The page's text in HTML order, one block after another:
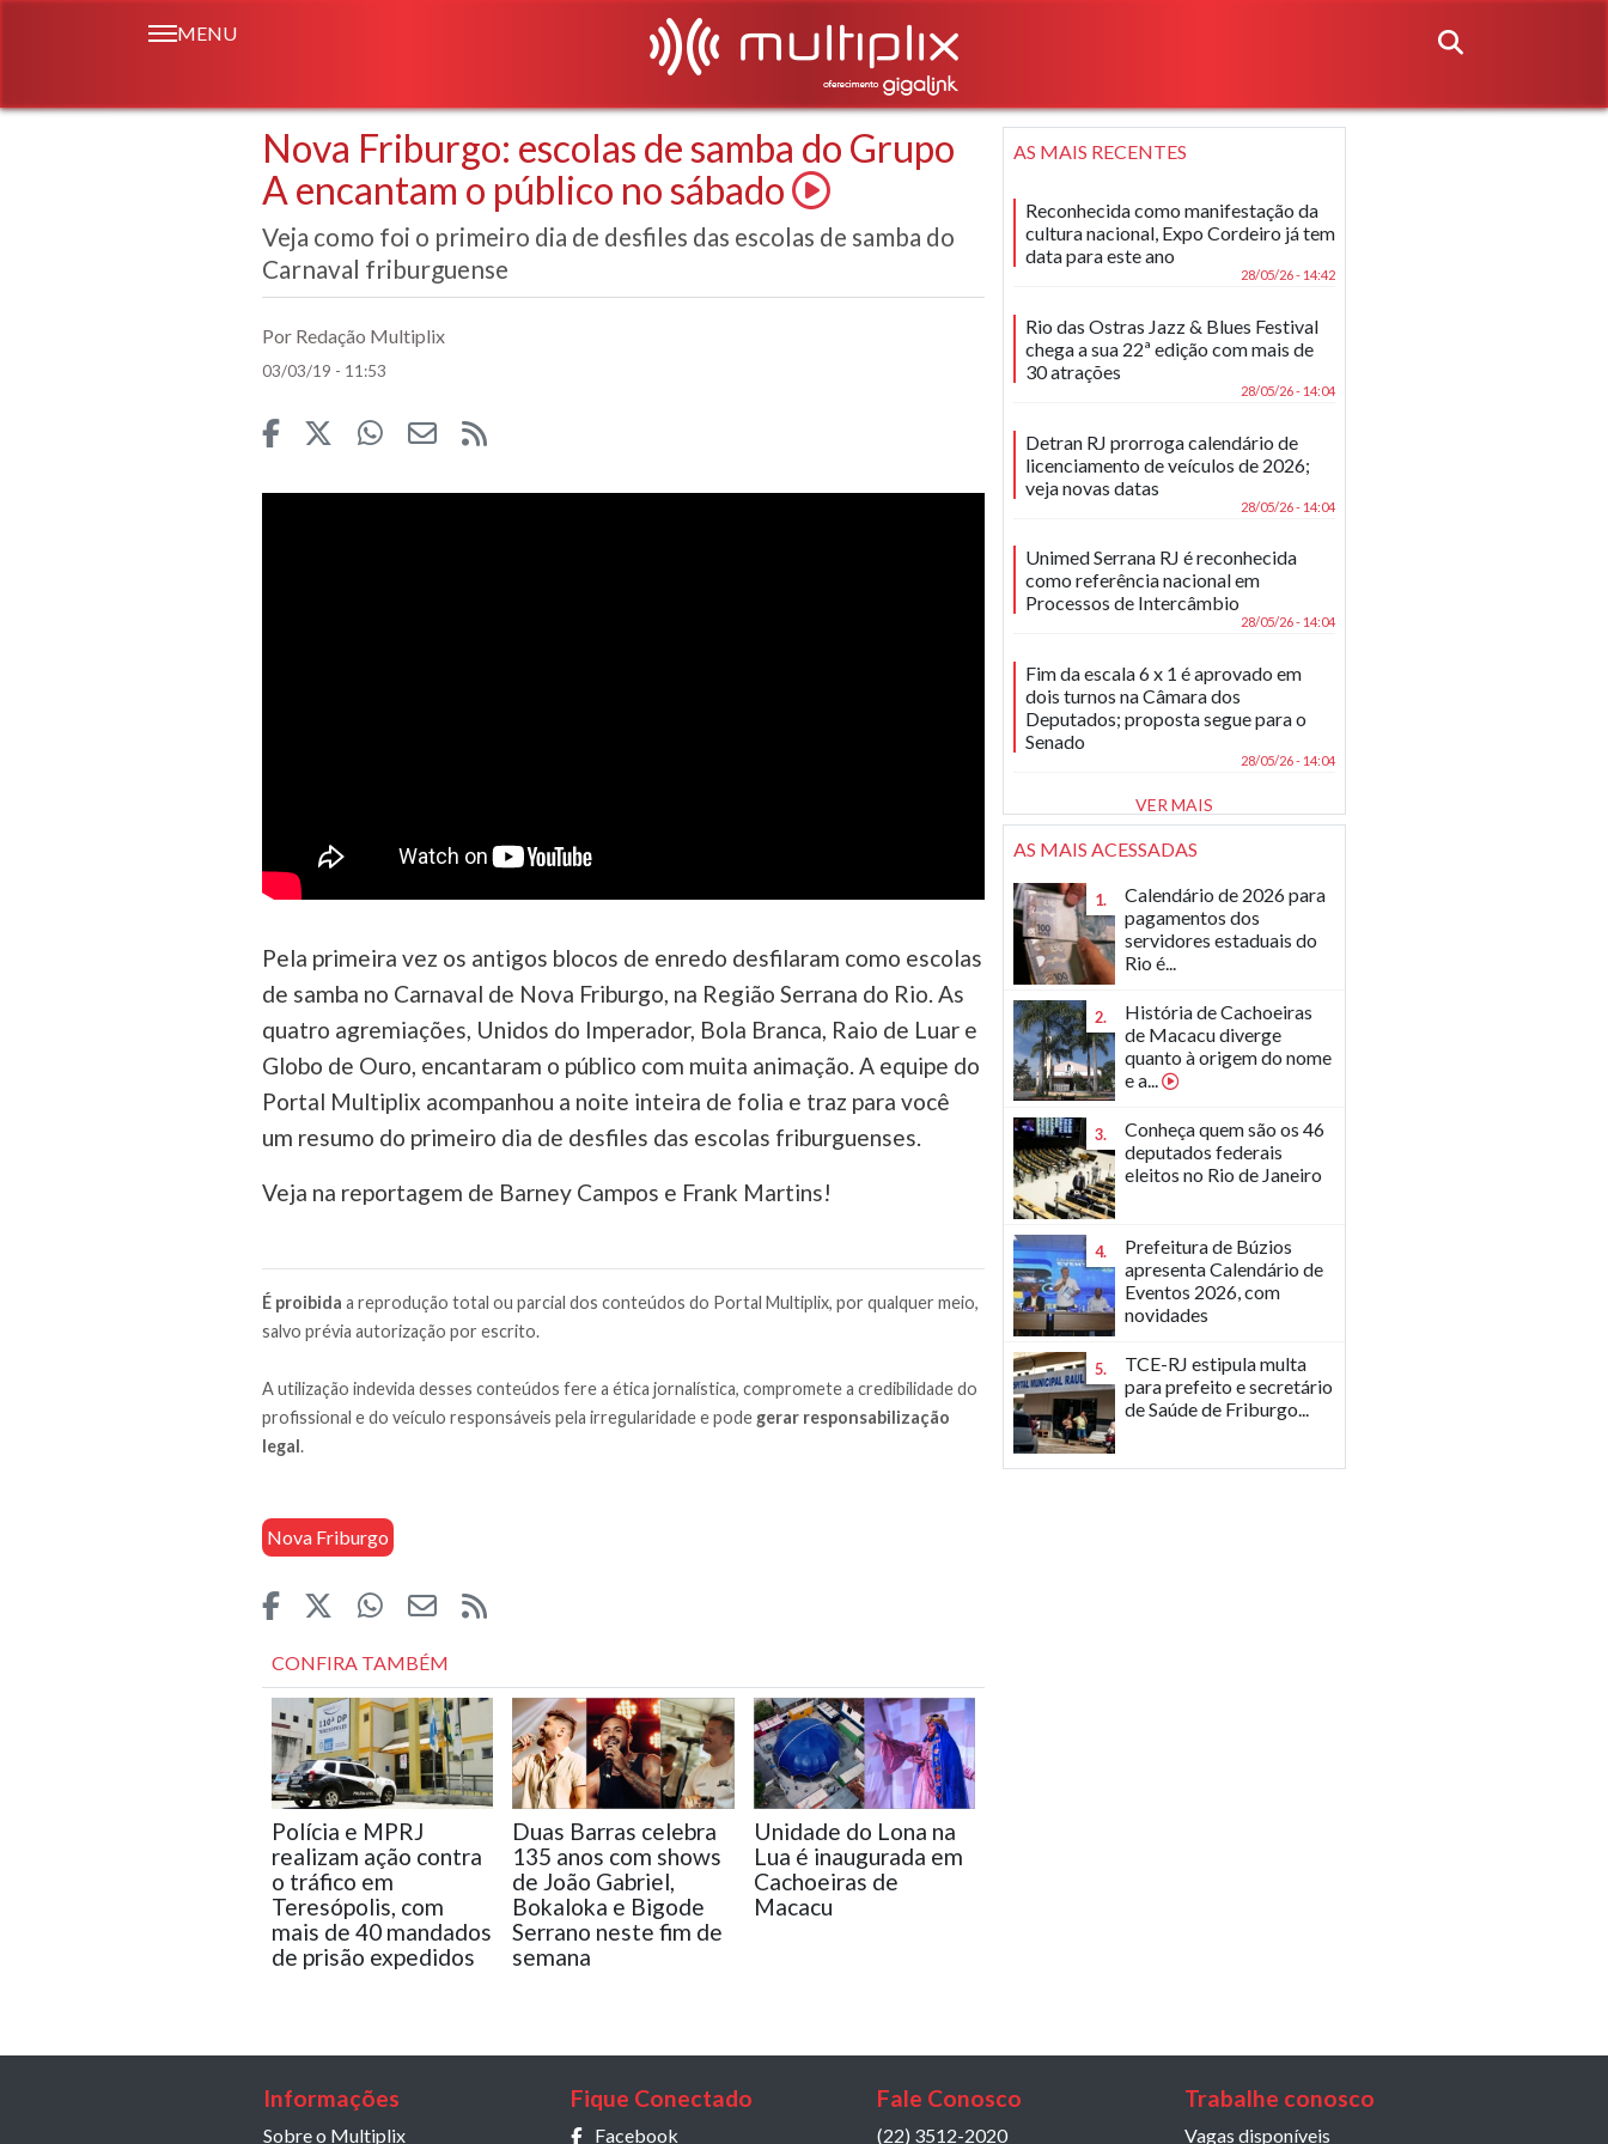
MENU
Nova Friburgo: escolas de samba do Grupo
A encantam o público no sábado
Veja como foi o primeiro dia de desfiles das escolas de samba do
Carnaval friburguense
Por Redação Multiplix
03/03/19 - 11:53
Pela primeira vez os antigos blocos de enredo desfilaram como escolas
de samba no Carnaval de Nova Friburgo, na Região Serrana do Rio. As
quatro agremiações, Unidos do Imperador, Bola Branca, Raio de Luar e
Globo de Ouro, encantaram o público com muita animação. A equipe do
Portal Multiplix acompanhou a noite inteira de folia e traz para você
um resumo do primeiro dia de desfiles das escolas friburguenses.
Veja na reportagem de Barney Campos e Frank Martins!
É proibida a reprodução total ou parcial dos conteúdos do Portal Multiplix, por qualquer meio,
salvo prévia autorização por escrito.
A utilização indevida desses conteúdos fere a ética jornalística, compromete a credibilidade do
profissional e do veículo responsáveis pela irregularidade e pode gerar responsabilização
legal.
Nova Friburgo
CONFIRA TAMBÉM
Polícia e MPRJ
realizam ação contra
o tráfico em
Teresópolis, com
mais de 40 mandados
de prisão expedidos
Duas Barras celebra
135 anos com shows
de João Gabriel,
Bokaloka e Bigode
Serrano neste fim de
semana
Unidade do Lona na
Lua é inaugurada em
Cachoeiras de
Macacu
AS MAIS RECENTES
Reconhecida como manifestação da
cultura nacional, Expo Cordeiro já tem
data para este ano
28/05/26 - 14:42
Rio das Ostras Jazz & Blues Festival
chega a sua 22ª edição com mais de
30 atrações
28/05/26 - 14:04
Detran RJ prorroga calendário de
licenciamento de veículos de 2026;
veja novas datas
28/05/26 - 14:04
Unimed Serrana RJ é reconhecida
como referência nacional em
Processos de Intercâmbio
28/05/26 - 14:04
Fim da escala 6 x 1 é aprovado em
dois turnos na Câmara dos
Deputados; proposta segue para o
Senado
28/05/26 - 14:04
VER MAIS
AS MAIS ACESSADAS
1.
Calendário de 2026 para
pagamentos dos
servidores estaduais do
Rio é...
2.
História de Cachoeiras
de Macacu diverge
quanto à origem do nome
e a...
3.
Conheça quem são os 46
deputados federais
eleitos no Rio de Janeiro
4.
Prefeitura de Búzios
apresenta Calendário de
Eventos 2026, com
novidades
5.
TCE-RJ estipula multa
para prefeito e secretário
de Saúde de Friburgo...
Informações
Sobre o Multiplix
Fique Conectado
Facebook
Fale Conosco
(22) 3512-2020
Trabalhe conosco
Vagas disponíveis